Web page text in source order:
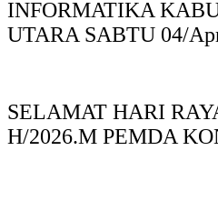
INFORMATIKA
UTARA SABTU 04/
SELAMAT HARI
H/2026.M PEMDA